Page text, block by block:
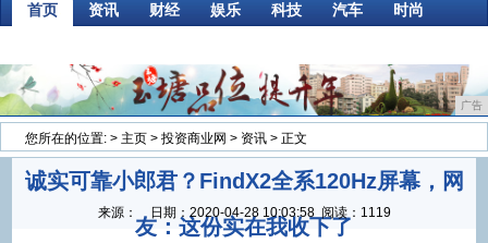
首页 资讯 财经 娱乐 科技 汽车 时尚
广告
您所在的位置: > 主页 > 投资商业网 > 资讯 > 正文
诚实可靠小郎君？FindX2全系120Hz屏幕，网
友：这份实在我收下了
来源： 日期： 2020-04-28 10:03:58 阅读：1119